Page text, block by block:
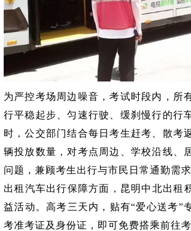
为严控考场周边噪音，考试时段内，所
行平稳起步、匀速行驶、缓刹慢行的行
时，公交部门结合每日考生赶考、散考
辆投放数量，对考点周边、学校沿线、
问题，兼顾考生出行与市民日常通勤需求
出租汽车出行保障方面，昆明中北出租
益活动。高考三天内，贴有“爱心送考”
考准考证及身份证，即可免费搭乘前往